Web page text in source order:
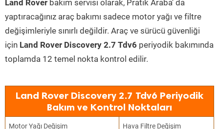
Land Rover bakım servisi olarak, Pratik Araba’ da
yaptıracağınız araç bakımı sadece motor yağı ve filtre
değişimleriyle sınırlı değildir. Araç ve sürücü güvenliği
için Land Rover Discovery 2.7 Tdv6 periyodik bakımında
toplamda 12 temel nokta kontrol edilir.
Land Rover Discovery 2.7 Tdv6 Periyodik
Bakım ve Kontrol Noktaları
Motor Yağı Değişim Hava Filtre Değişim